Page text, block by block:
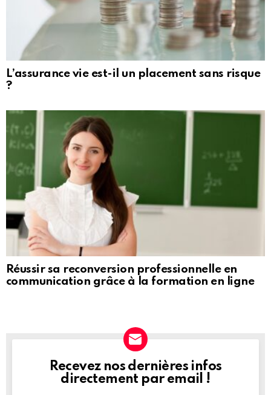
L’assurance vie est-il un placement sans risque
?
Réussir sa reconversion professionnelle en
communication grâce à la formation en ligne
NEWSLETTER
Recevez nos dernières infos
directement par email !